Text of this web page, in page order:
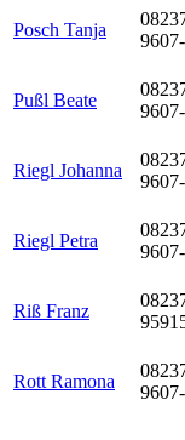
Posch Tanja
Pußl Beate
Riegl Johanna
Riegl Petra
Riß Franz
Rott Ramona